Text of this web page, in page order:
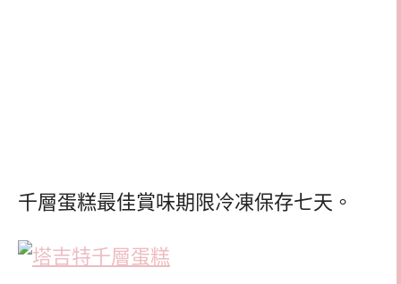
千層蛋糕最佳賞味期限冷凍保存七天。